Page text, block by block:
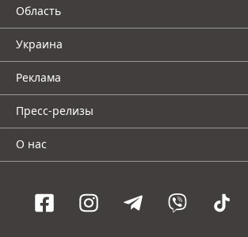
Область
Украина
Реклама
Пресс-релизы
О нас